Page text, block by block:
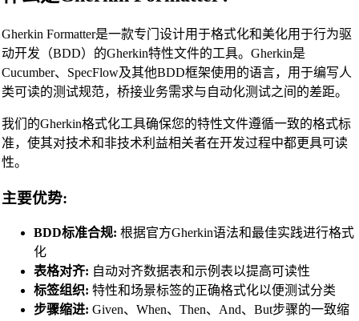
📝代码格式化与美化工具
🔧 工具
HTML Beautifier
CSS Beautifier
JavaScript Beautifier
TypeScript Beautifier
JSX Beautifier
Gherkin Formatter是一款专门设计用于格式化和美化用于行为驱
动开发（BDD）的Gherkin特性文件的工具。Gherkin是
Cucumber、SpecFlow及其他BDD框架使用的语言，用于编写人
类可读的测试规范，桥接业务需求与自动化测试之间的差距。
我们的Gherkin格式化工具确保您的特性文件遵循一致的格式标
准，使其对技术和非技术利益相关者在开发过程中都更具可读
性。
主要优势:
BDD标准合规: 根据官方Gherkin语法和最佳实践进行格式
化
表格对齐: 自动对齐数据表和示例表以提高可读性
标签组织: 特性和场景标签的正确格式化以便测试分类
步骤缩进: Given、When、Then、And、But步骤的一致缩